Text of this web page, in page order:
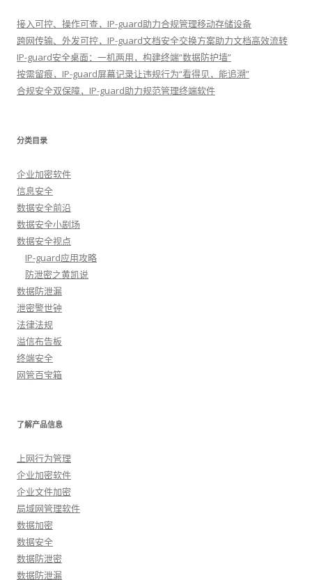
接入可控、操作可查，IP-guard助力合规管理移动存储设备
跨网传输、外发可控，IP-guard文档安全交换方案助力文档高效流转
IP-guard安全桌面：一机两用，构建终端“数据防护墙”
按需留痕，IP-guard屏幕记录让违规行为“看得见，能追溯”
合规安全双保障，IP-guard助力规范管理终端软件
分类目录
企业加密软件
信息安全
数据安全前沿
数据安全小剧场
数据安全视点
IP-guard应用攻略
防泄密之黄凯说
数据防泄漏
泄密警世钟
法律法规
溢信布告板
终端安全
网管百宝箱
了解产品信息
上网行为管理
企业加密软件
企业文件加密
局域网管理软件
数据加密
数据安全
数据防泄密
数据防泄漏